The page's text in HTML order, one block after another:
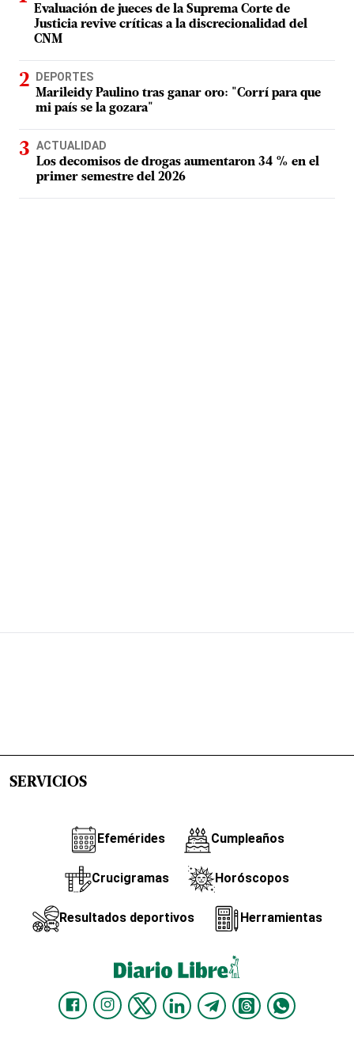
Evaluación de jueces de la Suprema Corte de
Justicia revive críticas a la discrecionalidad del
CNM
DEPORTES
Marileidy Paulino tras ganar oro: "Corrí para que
mi país se la gozara"
ACTUALIDAD
Los decomisos de drogas aumentaron 34 % en el
primer semestre del 2026
SERVICIOS
Efemérides Cumpleaños
Crucigramas Horóscopos
Resultados deportivos Herramientas